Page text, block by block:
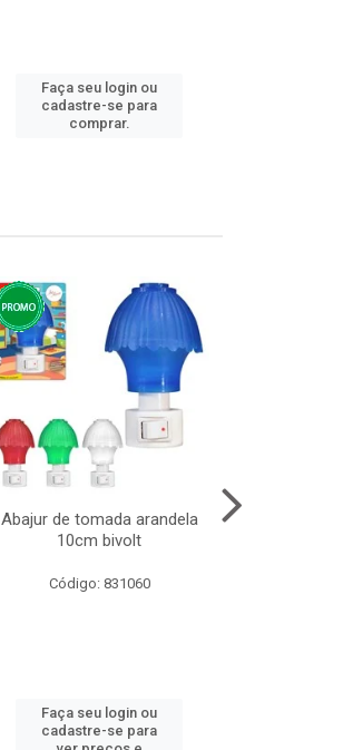
Faça seu login ou
cadastre-se para
comprar.
Abajur de tomada arandela
10cm bivolt
Código: 831060
Faça seu login ou
cadastre-se para